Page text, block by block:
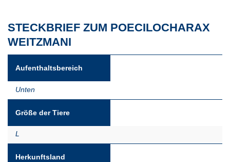
STECKBRIEF ZUM POECILOCHARAX
WEITZMANI
Aufenthaltsbereich
Unten
Größe der Tiere
L
Herkunftsland